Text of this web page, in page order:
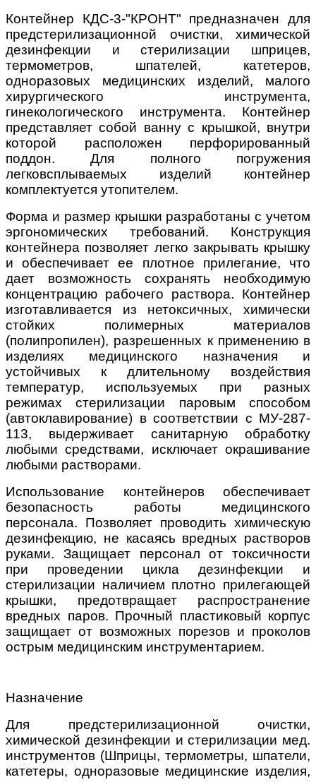
Контейнер КДС-3-"КРОНТ" предназначен для
предстерилизационной очистки, химической
дезинфекции и стерилизации шприцев,
термометров, шпателей, катетеров,
одноразовых медицинских изделий, малого
хирургического инструмента,
гинекологического инструмента. Контейнер
представляет собой ванну с крышкой, внутри
которой расположен перфорированный
поддон. Для полного погружения
легковсплываемых изделий контейнер
комплектуется утопителем.
Форма и размер крышки разработаны с учетом
эргономических требований. Конструкция
контейнера позволяет легко закрывать крышку
и обеспечивает ее плотное прилегание, что
дает возможность сохранять необходимую
концентрацию рабочего раствора. Контейнер
изготавливается из нетоксичных, химически
стойких полимерных материалов
(полипропилен), разрешенных к применению в
изделиях медицинского назначения и
устойчивых к длительному воздействия
температур, используемых при разных
режимах стерилизации паровым способом
(автоклавирование) в соответствии с МУ-287-
113, выдерживает санитарную обработку
любыми средствами, исключает окрашивание
любыми растворами.
Использование контейнеров обеспечивает
безопасность работы медицинского
персонала. Позволяет проводить химическую
дезинфекцию, не касаясь вредных растворов
руками. Защищает персонал от токсичности
при проведении цикла дезинфекции и
стерилизации наличием плотно прилегающей
крышки, предотвращает распространение
вредных паров. Прочный пластиковый корпус
защищает от возможных порезов и проколов
острым медицинским инструментарием.
Назначение
Для предстерилизационной очистки,
химической дезинфекции и стерилизации мед.
инструментов (Шприцы, термометры, шпатели,
катетеры, одноразовые медицинские изделия,